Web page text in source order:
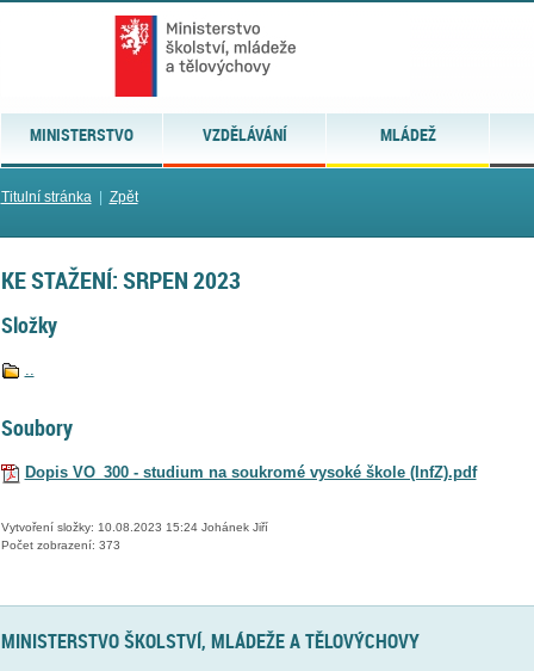
MINISTERSTVO VZDĚLÁVÁNÍ MLÁDEŽ
Titulní stránka| Zpět
KE STAŽENÍ: SRPEN 2023
Složky
..
Soubory
Dopis VO_300 - studium na soukromé vysoké škole (InfZ).pdf
Vytvoření složky: 10.08.2023 15:24 Johánek Jiří
Počet zobrazení: 373
MINISTERSTVO ŠKOLSTVÍ, MLÁDEŽE A TĚLOVÝCHOVY